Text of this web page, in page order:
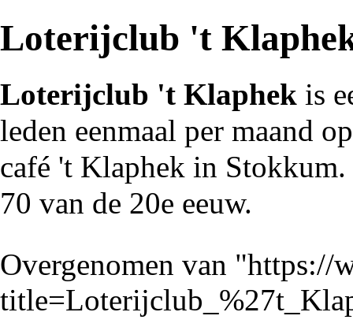
Loterijclub 't
Loterijclub 't Klaphek is
leden eenmaal per maand
café 't Klaphek in Stokkum
70 van de 20e eeuw.
Overgenomen van "https://